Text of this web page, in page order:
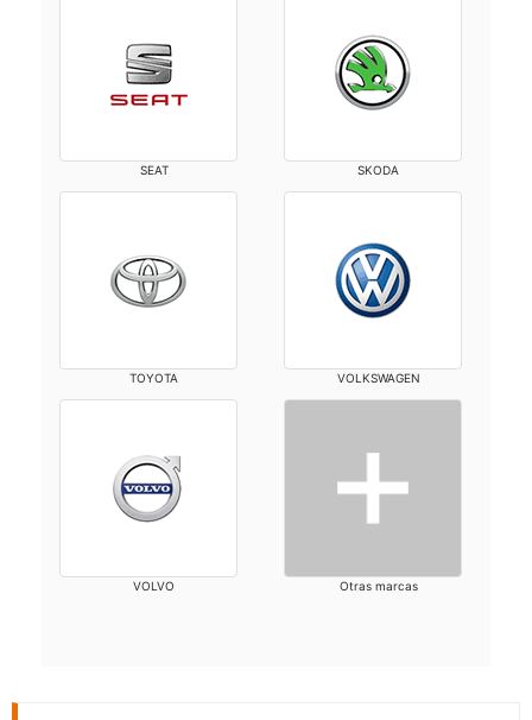
SEAT SKODA
TOYOTA VOLKSWAGEN
VOLVO Otras marcas